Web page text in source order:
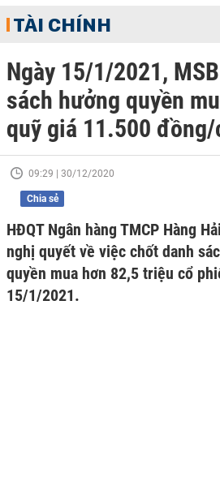
TÀI CHÍNH
Ngày 15/1/2021,
sách hưởng quyền
quỹ giá 11.500 đồng/
09:29 | 30/12/2020
Chia sẻ
HĐQT Ngân hàng TMCP Hàng
nghị quyết về việc chốt danh
quyền mua hơn 82,5 triệu cổ
15/1/2021.